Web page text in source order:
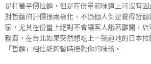
是打著平價拉麵，但是在份量和味道上可沒有
對哲麵的評價很兩極化，不過個人倒是覺得哲
家，尤其在份量上絕對不會讓客人餓著離開，
務費，在台北如果突然想吃上一碗道地的日本
「哲麵」相信能夠暫時撫慰你的味蕾。